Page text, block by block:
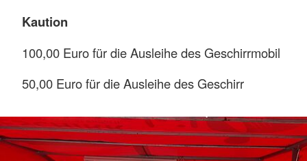
Kaution
100,00 Euro für die Ausleihe des Geschirrmobil
50,00 Euro für die Ausleihe des Geschirr